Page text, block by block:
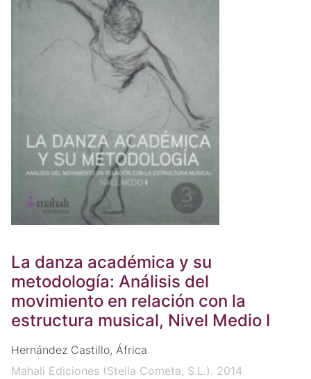
La danza académica y su
metodología: Análisis del
movimiento en relación con la
estructura musical, Nivel Medio I
Hernández Castillo, África
Mahali Ediciones (Stella Cometa, S.L.). 2014